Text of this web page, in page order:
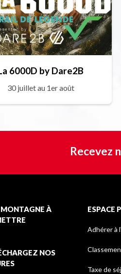
6000D by Dare2B
30 juillet au 1er août
Recevez
MONTAGNE À
NOS
ESPACE
Adhérer à
Taxe de